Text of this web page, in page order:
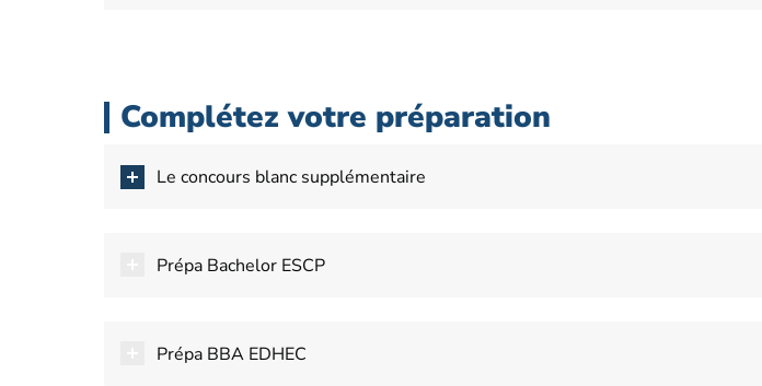
Complétez votre préparation
Le concours blanc supplémentaire
Prépa Bachelor ESCP
Prépa BBA EDHEC